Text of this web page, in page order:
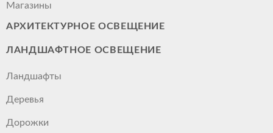
Магазины
АРХИТЕКТУРНОЕ ОСВЕЩЕНИЕ
ЛАНДШАФТНОЕ ОСВЕЩЕНИЕ
Ландшафты
Деревья
Дорожки